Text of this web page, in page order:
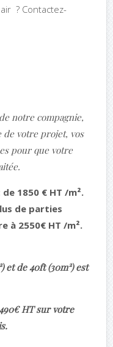
? Contactez-
notre compagnie,
votre projet, vos
pour que votre
1850 € HT /m².
de parties
à 2550€ HT /m².
et de 40ft (30m²) est
HT sur votre